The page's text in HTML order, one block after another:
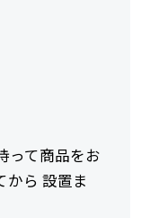
って商品をお
から 設置ま